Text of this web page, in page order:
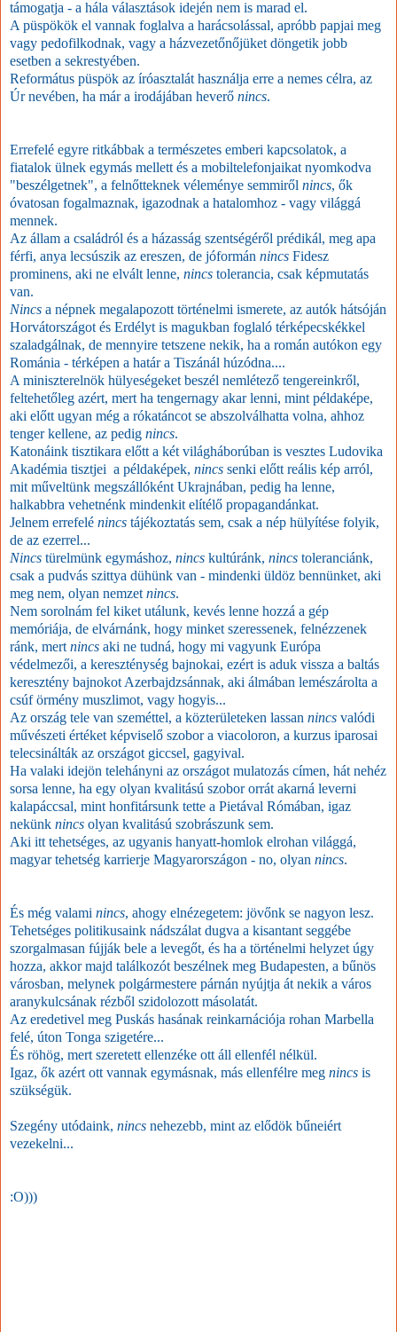
támogatja - a hála választások idején nem is marad el.
A püspökök el vannak foglalva a harácsolással, apróbb papjai meg
vagy pedofilkodnak, vagy a házvezetőnőjüket döngetik jobb
esetben a sekrestyében.
Református püspök az íróasztalát használja erre a nemes célra, az
Úr nevében, ha már a irodájában heverő nincs.
Errefelé egyre ritkábbak a természetes emberi kapcsolatok, a
fiatalok ülnek egymás mellett és a mobiltelefonjaikat nyomkodva
"beszélgetnek", a felnőtteknek véleménye semmiről nincs, ők
óvatosan fogalmaznak, igazodnak a hatalomhoz - vagy világgá
mennek.
Az állam a családról és a házasság szentségéről prédikál, meg apa
férfi, anya lecsúszik az ereszen, de jóformán nincs Fidesz
prominens, aki ne elvált lenne, nincs tolerancia, csak képmutatás
van.
Nincs a népnek megalapozott történelmi ismerete, az autók hátsóján
Horvátországot és Erdélyt is magukban foglaló térképecskékkel
szaladgálnak, de mennyire tetszene nekik, ha a román autókon egy
Románia - térképen a határ a Tiszánál húzódna....
A miniszterelnök hülyeségeket beszél nemlétező tengereinkről,
feltehetőleg azért, mert ha tengernagy akar lenni, mint példaképe,
aki előtt ugyan még a rókatáncot se abszolválhatta volna, ahhoz
tenger kellene, az pedig nincs.
Katonáink tisztikara előtt a két világháborúban is vesztes Ludovika
Akadémia tisztjei a példaképek, nincs senki előtt reális kép arról,
mit műveltünk megszállóként Ukrajnában, pedig ha lenne,
halkabbra vehetnénk mindenkit elítélő propagandánkat.
Jelnem errefelé nincs tájékoztatás sem, csak a nép hülyítése folyik,
de az ezerrel...
Nincs türelmünk egymáshoz, nincs kultúránk, nincs toleranciánk,
csak a pudvás szittya dühünk van - mindenki üldöz bennünket, aki
meg nem, olyan nemzet nincs.
Nem sorolnám fel kiket utálunk, kevés lenne hozzá a gép
memóriája, de elvárnánk, hogy minket szeressenek, felnézzenek
ránk, mert nincs aki ne tudná, hogy mi vagyunk Európa
védelmezői, a kereszténység bajnokai, ezért is aduk vissza a baltás
keresztény bajnokot Azerbajdzsánnak, aki álmában lemészárolta a
csúf örmény muszlimot, vagy hogyis...
Az ország tele van szeméttel, a közterületeken lassan nincs valódi
művészeti értéket képviselő szobor a viacoloron, a kurzus iparosai
telecsinálták az országot giccsel, gagyival.
Ha valaki idejön telehányni az országot mulatozás címen, hát nehéz
sorsa lenne, ha egy olyan kvalitású szobor orrát akarná leverni
kalapáccsal, mint honfitársunk tette a Pietával Rómában, igaz
nekünk nincs olyan kvalitású szobrászunk sem.
Aki itt tehetséges, az ugyanis hanyatt-homlok elrohan világgá,
magyar tehetség karrierje Magyarországon - no, olyan nincs.
És még valami nincs, ahogy elnézegetem: jövőnk se nagyon lesz.
Tehetséges politikusaink nádszálat dugva a kisantant seggébe
szorgalmasan fújják bele a levegőt, és ha a történelmi helyzet úgy
hozza, akkor majd találkozót beszélnek meg Budapesten, a bűnös
városban, melynek polgármestere párnán nyújtja át nekik a város
aranykulcsának rézből szidolozott másolatát.
Az eredetivel meg Puskás hasának reinkarnációja rohan Marbella
felé, úton Tonga szigetére...
És röhög, mert szeretett ellenzéke ott áll ellenfél nélkül.
Igaz, ők azért ott vannak egymásnak, más ellenfélre meg nincs is
szükségük.
Szegény utódaink, nincs nehezebb, mint az elődök bűneiért
vezekelni...
:O)))